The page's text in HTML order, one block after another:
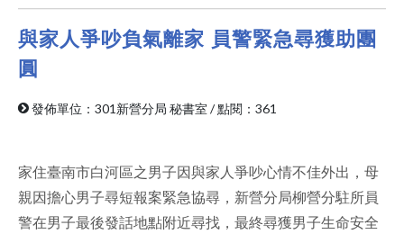
網
facebook
友
與家人爭吵負氣離家 員警緊急尋獲助團
圓
發佈單位：301新營分局 秘書室 /點閱：361
家住臺南市白河區之男子因與家人爭吵心情不佳外出，母
親因擔心男子尋短報案緊急協尋，新營分局柳營分駐所員
警在男子最後發話地點附近尋找，最終尋獲男子生命安全